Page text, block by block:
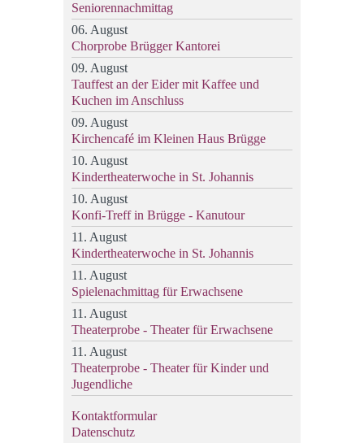
Seniorennachmittag
06. August
Chorprobe Brügger Kantorei
09. August
Tauffest an der Eider mit Kaffee und
Kuchen im Anschluss
09. August
Kirchencafé im Kleinen Haus Brügge
10. August
Kindertheaterwoche in St. Johannis
10. August
Konfi-Treff in Brügge - Kanutour
11. August
Kindertheaterwoche in St. Johannis
11. August
Spielenachmittag für Erwachsene
11. August
Theaterprobe - Theater für Erwachsene
11. August
Theaterprobe - Theater für Kinder und
Jugendliche
Kontaktformular
Datenschutz